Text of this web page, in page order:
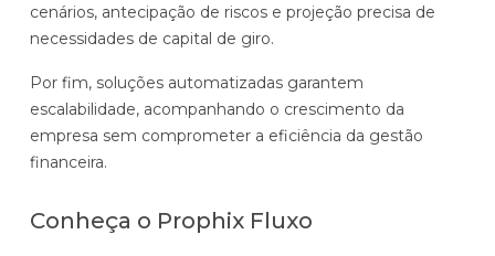
cenários, antecipação de riscos e projeção precisa de
necessidades de capital de giro.
Por fim, soluções automatizadas garantem
escalabilidade, acompanhando o crescimento da
empresa sem comprometer a eficiência da gestão
financeira.
Conheça o Prophix Fluxo